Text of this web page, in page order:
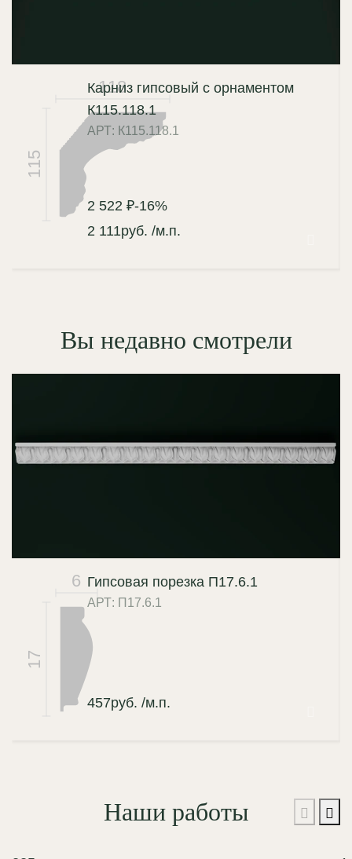
118
115
Карниз гипсовый с орнаментом
К115.118.1
АРТ: К115.118.1
2 522 ₽-16%
2 111руб. /м.п.
Вы недавно смотрели
6
17
Гипсовая порезка П17.6.1
АРТ: П17.6.1
457руб. /м.п.
Наши работы